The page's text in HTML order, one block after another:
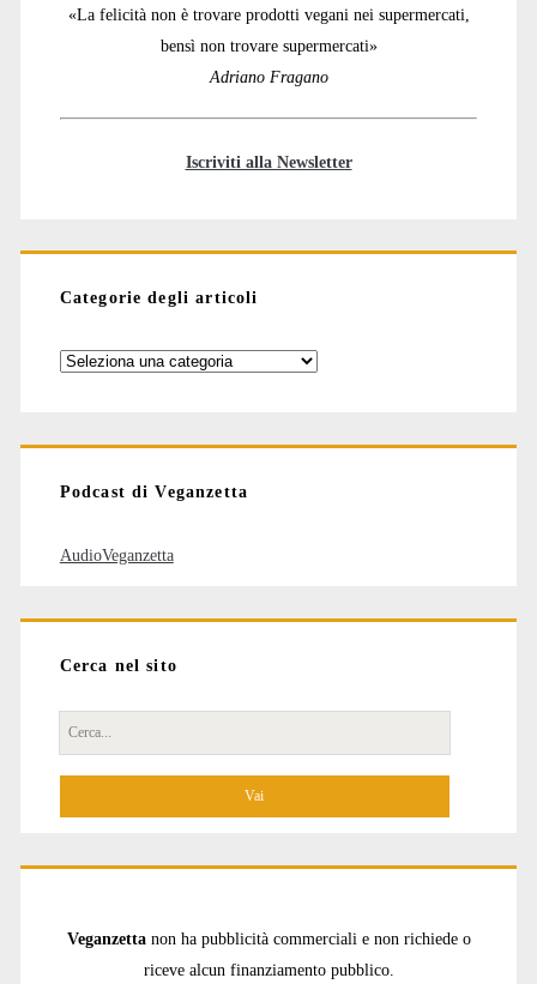
«La felicità non è trovare prodotti vegani nei supermercati,
bensì non trovare supermercati»
Adriano Fragano
Iscriviti alla Newsletter
Categorie degli articoli
Categorie
Podcast di Veganzetta
AudioVeganzetta
Cerca nel sito
Cerca
per:
Veganzetta non ha pubblicità commerciali e non richiede o
riceve alcun finanziamento pubblico.